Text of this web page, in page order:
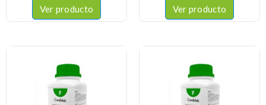
Ver producto Ver producto